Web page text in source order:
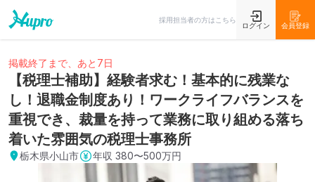
採用担当者の方はこちら
ログイン 会員登録
掲載終了まで、あと7日
【税理士補助】経験者求む！基本的に残業な
し！退職金制度あり！ワークライフバランスを
重視でき、裁量を持って業務に取り組める落ち
着いた雰囲気の税理士事務所
栃木県小山市 年収 380〜500万円